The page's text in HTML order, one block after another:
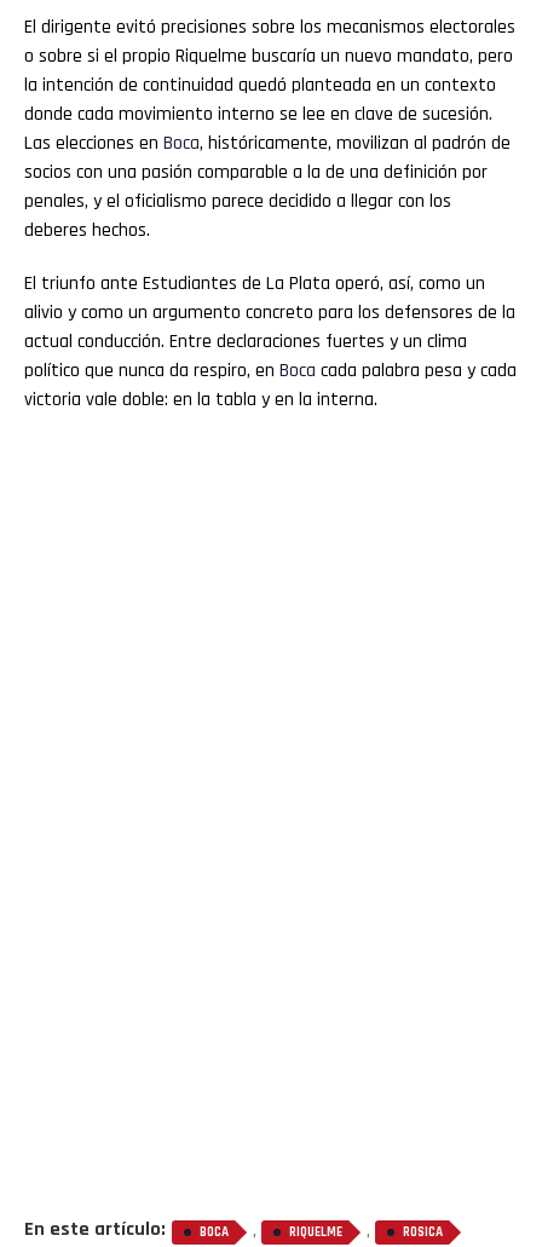
El dirigente evitó precisiones sobre los mecanismos electorales
o sobre si el propio Riquelme buscaría un nuevo mandato, pero
la intención de continuidad quedó planteada en un contexto
donde cada movimiento interno se lee en clave de sucesión.
Las elecciones en Boca, históricamente, movilizan al padrón de
socios con una pasión comparable a la de una definición por
penales, y el oficialismo parece decidido a llegar con los
deberes hechos.
El triunfo ante Estudiantes de La Plata operó, así, como un
alivio y como un argumento concreto para los defensores de la
actual conducción. Entre declaraciones fuertes y un clima
político que nunca da respiro, en Boca cada palabra pesa y cada
victoria vale doble: en la tabla y en la interna.
En este artículo: BOCA , RIQUELME , ROSICA